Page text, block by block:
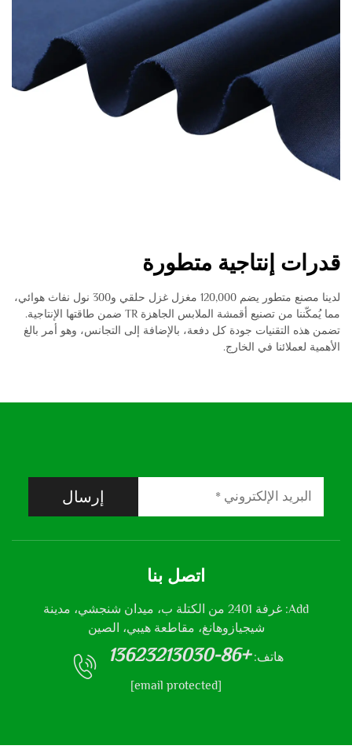
قدرات إنتاجية متطورة
لدينا مصنع متطور يضم 120,000 مغزل غزل حلقي و300 نول نفاث هوائي،
مما يُمكّننا من تصنيع أقمشة الملابس الجاهزة TR ضمن طاقتها الإنتاجية.
تضمن هذه التقنيات جودة كل دفعة، بالإضافة إلى التجانس، وهو أمر بالغ
الأهمية لعملائنا في الخارج.
إرسال
اتصل بنا
Add: غرفة 2401 من الكتلة ب، ميدان شنجشي، مدينة
شيجيازوهانغ، مقاطعة هيبي، الصين
هاتف: +86-13623213030
[email protected]